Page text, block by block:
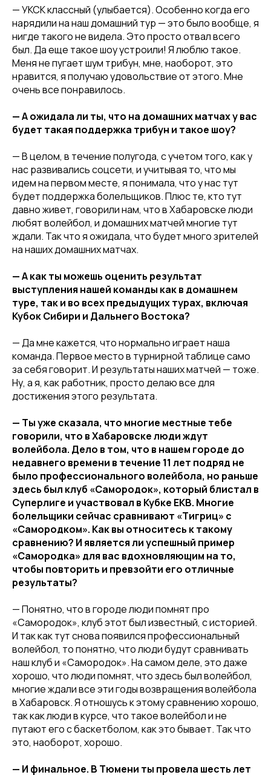
— УКСК классный (улыбается). Особенно когда его
нарядили на наш домашний тур — это было вообще, я
нигде такого не видела. Это просто отвал всего
был. Да еще такое шоу устроили! Я люблю такое.
Меня не пугает шум трибун, мне, наоборот, это
нравится, я получаю удовольствие от этого. Мне
очень все понравилось.
— А ожидала ли ты, что на домашних матчах у вас
будет такая поддержка трибун и такое шоу?
— В целом, в течение полугода, с учетом того, как у
нас развивались соцсети, и учитывая то, что мы
идем на первом месте, я понимала, что у нас тут
будет поддержка болельщиков. Плюс те, кто тут
давно живет, говорили нам, что в Хабаровске люди
любят волейбол, и домашних матчей многие тут
ждали. Так что я ожидала, что будет много зрителей
на наших домашних матчах.
— А как ты можешь оценить результат
выступления нашей команды как в домашнем
туре, так и во всех предыдущих турах, включая
Кубок Сибири и Дальнего Востока?
— Да мне кажется, что нормально играет наша
команда. Первое место в турнирной таблице само
за себя говорит. И результаты наших матчей — тоже.
Ну, а я, как работник, просто делаю все для
достижения этого результата.
— Ты уже сказала, что многие местные тебе
говорили, что в Хабаровске люди ждут
волейбола. Дело в том, что в нашем городе до
недавнего времени в течение 11 лет подряд не
было профессионального волейбола, но раньше
здесь был клуб «Самородок», который блистал в
Суперлиге и участвовал в Кубке ЕКВ. Многие
болельщики сейчас сравнивают «Тигриц» с
«Самородком». Как вы относитесь к такому
сравнению? И является ли успешный пример
«Самородка» для вас вдохновляющим на то,
чтобы повторить и превзойти его отличные
результаты?
— Понятно, что в городе люди помнят про
«Самородок», клуб этот был известный, с историей.
И так как тут снова появился профессиональный
волейбол, то понятно, что люди будут сравнивать
наш клуб и «Самородок». На самом деле, это даже
хорошо, что люди помнят, что здесь был волейбол,
многие ждали все эти годы возвращения волейбола
в Хабаровск. Я отношусь к этому сравнению хорошо,
так как люди в курсе, что такое волейбол и не
путают его с баскетболом, как это бывает. Так что
это, наоборот, хорошо.
— И финальное. В Тюмени ты провела шесть лет
КЛУБ
О клубе